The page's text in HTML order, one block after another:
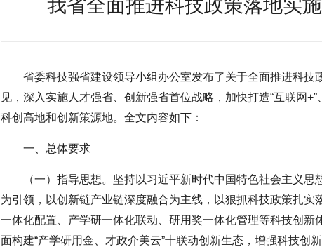
我省全面推进科技政策落地实
省委科技强省建设领导小组办公室发布了关于全面推进科技
见，深入实施人才强省、创新强省首位战略，加快打造“互联网
科创高地和创新策源地。全文内容如下：
一、总体要求
（一）指导思想。坚持以习近平新时代中国特色社会主义思
为引领，以创新链产业链深度融合为主线，以狠抓科技政策扎实
一体化配置、产学研一体化联动、研用奖一体化管理等科技创新
面构建“产学研用金、才政介美云”十联动创新生态，增强科技创